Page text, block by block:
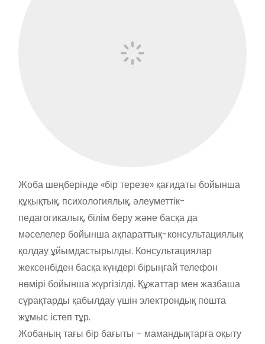
Жоба шеңберінде «бір терезе» қағидаты бойынша
құқықтық, психологиялық, әлеуметтік-
педагогикалық, білім беру және басқа да
мәселелер бойынша ақпараттық-консультациялық
қолдау ұйымдастырылды. Консультациялар
жексенбіден басқа күндері бірыңғай телефон
нөмірі бойынша жүргізілді. Құжаттар мен жазбаша
сұрақтарды қабылдау үшін электрондық пошта
жұмыс істеп тұр.
Жобаның тағы бір бағыты – мамандықтарға оқыту